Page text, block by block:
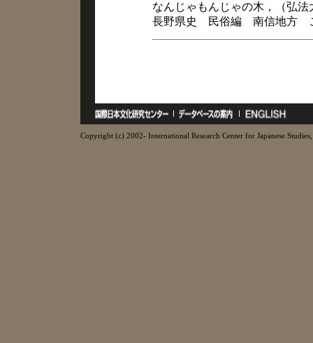
なんじゃもんじゃの木，（弘法
長野県史 民俗編 南信地方
Copyright (c) 2002- International Research Center for Japanese